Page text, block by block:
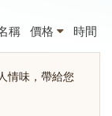
稱 價格 時間
情味，帶給您